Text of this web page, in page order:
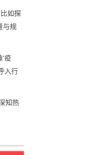
如探
与规
疫
入行
知热